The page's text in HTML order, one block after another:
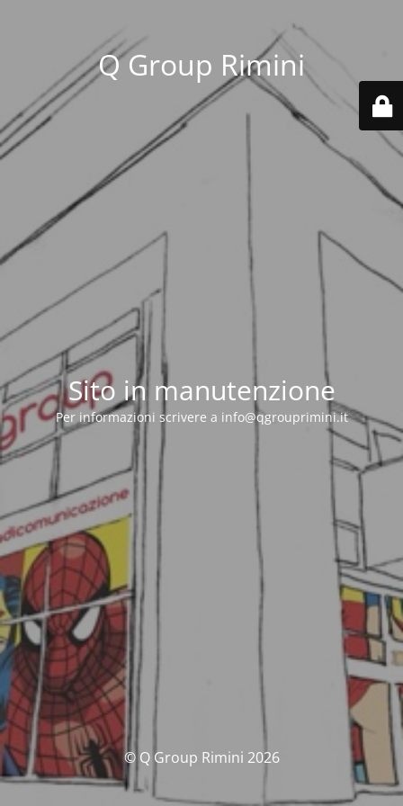
Q Group Rimini
Sito in manutenzione
Per informazioni scrivere a info@qgrouprimini.it
© Q Group Rimini 2026